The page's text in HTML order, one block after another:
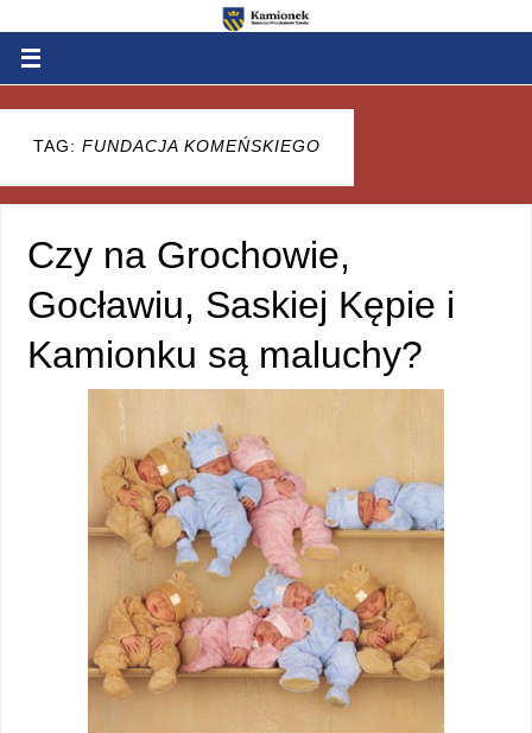
TAG: FUNDACJA KOMEŃSKIEGO
Czy na Grochowie,
Gocławiu, Saskiej Kępie i
Kamionku są maluchy?